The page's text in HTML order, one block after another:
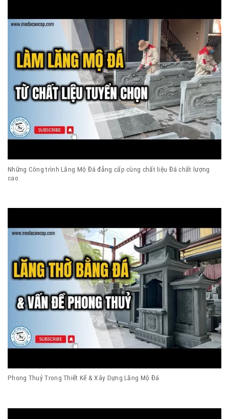
Những Công trình Lăng Mộ Đá đẳng cấp cùng chất liệu Đá chất lượng
cao
Phong Thuỷ Trong Thiết Kế & Xây Dựng Lăng Mộ Đá